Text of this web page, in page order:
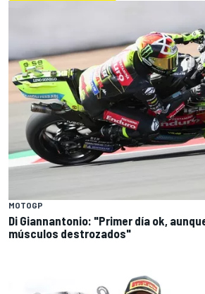
MOTOGP
Di Giannantonio: "Primer día ok,
músculos destrozados"